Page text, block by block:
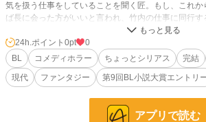
気を扱う仕事をしていることを聞く匠。もし、これ
ば長に会った方がいいと言われ、竹内の仕事に同行
小説 228,631 位 / 228,631 件
BL 31,395 位 / 31,395 件
24h.ポイント 0pt
0
BL
コメディホラー ちょっとシリアス 完結
現代
ファンタジー 第9回BL小説大賞エントリ
アプリで読む